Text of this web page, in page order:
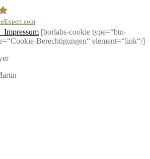
Impressum [borlabs-cookie type=“btn-
Berechtigungen“ element=“link“/]